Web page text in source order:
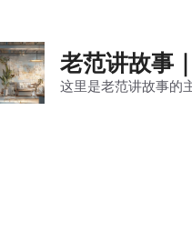
老范讲故事
这里是老范讲故事的